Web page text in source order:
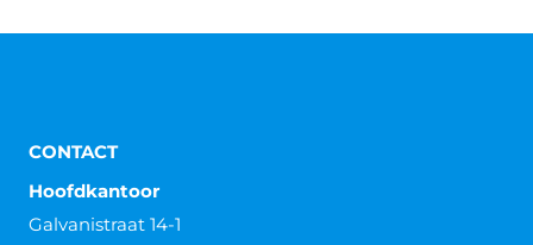
CONTACT
Hoofdkantoor
Galvanistraat 14-1